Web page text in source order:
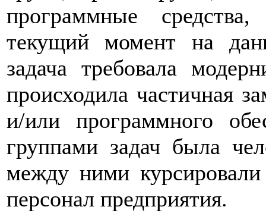
программные
текущий момент на
задача требовала
происходила частичная
и/или программного
группами задач была
между ними
персонал предприятия.